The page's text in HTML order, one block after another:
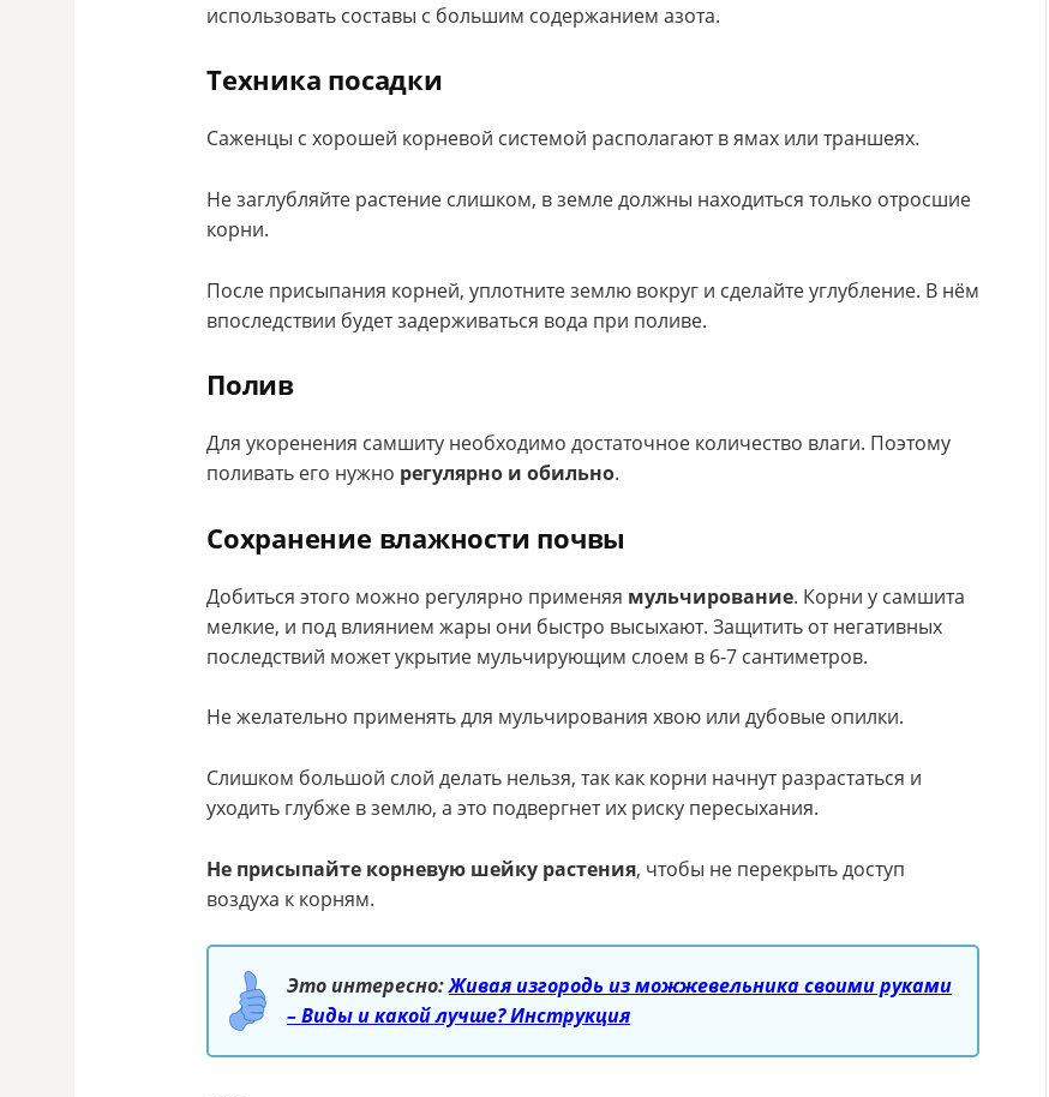
использовать составы с большим содержанием азота.
Техника посадки
Саженцы с хорошей корневой системой располагают в ямах или траншеях.
Не заглубляйте растение слишком, в земле должны находиться только отросшие
корни.
После присыпания корней, уплотните землю вокруг и сделайте углубление. В нём
впоследствии будет задерживаться вода при поливе.
Полив
Для укоренения самшиту необходимо достаточное количество влаги. Поэтому
поливать его нужно регулярно и обильно.
Сохранение влажности почвы
Добиться этого можно регулярно применяя мульчирование. Корни у самшита
мелкие, и под влиянием жары они быстро высыхают. Защитить от негативных
последствий может укрытие мульчирующим слоем в 6-7 сантиметров.
Не желательно применять для мульчирования хвою или дубовые опилки.
Слишком большой слой делать нельзя, так как корни начнут разрастаться и
уходить глубже в землю, а это подвергнет их риску пересыхания.
Не присыпайте корневую шейку растения, чтобы не перекрыть доступ
воздуха к корням.
Это интересно:Живая изгородь из можжевельника своими руками
– Виды и какой лучше? Инструкция